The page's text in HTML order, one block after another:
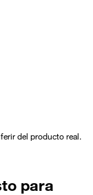
del producto real.
para